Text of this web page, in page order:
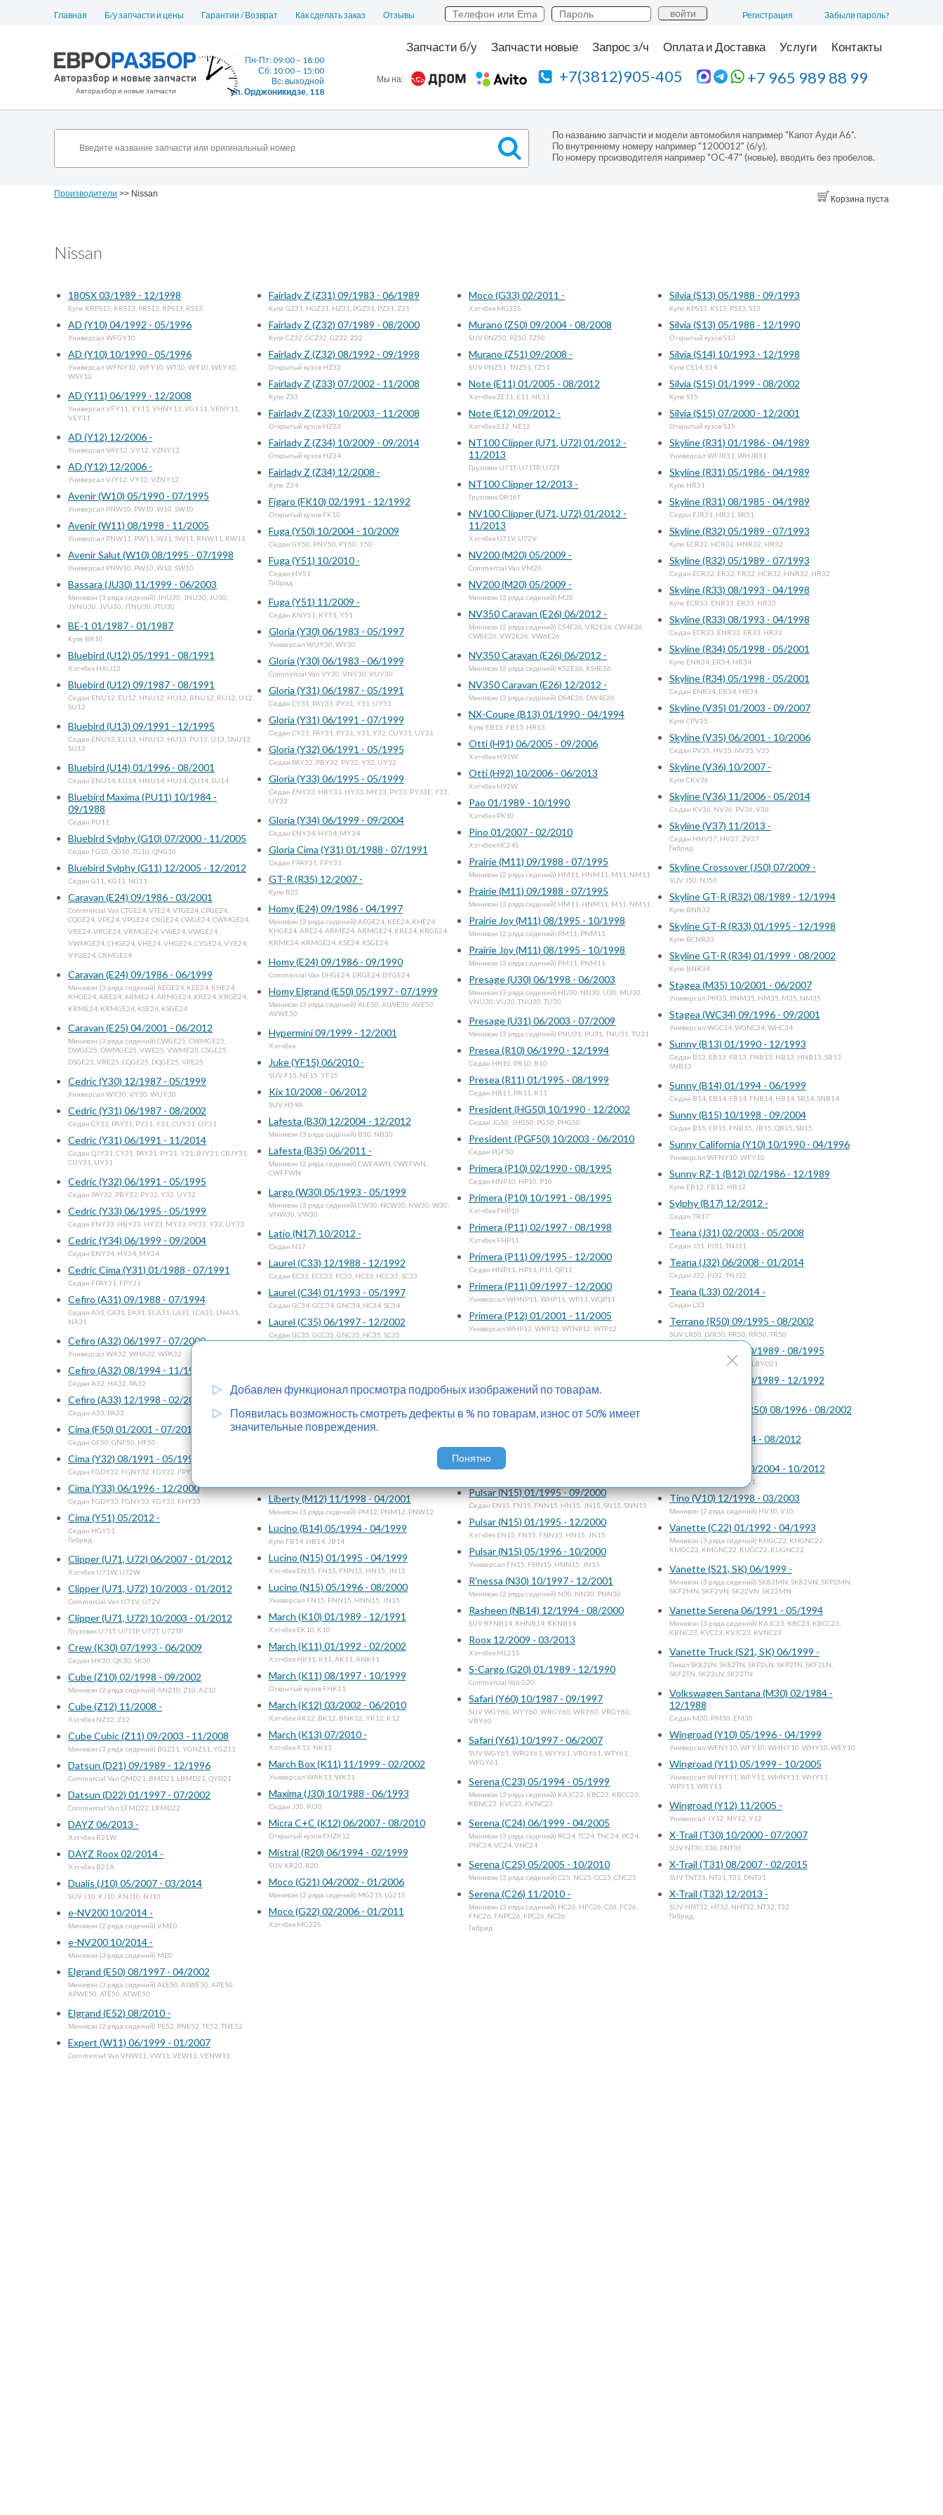
Главная Б/у запчасти и цены Гарантии / Возврат Как сделать заказ Отзывы Забыли пароль?
Регистрация
Авторазбор и новые запчасти
Пн-Пт: 09:00 – 18:00
Сб: 10:00 – 15:00
Вс: выходной
ул. Орджоникидзе, 118
Мы на:
Контакты
Услуги
Оплата и Доставка
Запрос з/ч
Запчасти новые
Запчасти б/у
+7 965 989 88 99
+7(3812)905-405
По названию запчасти и модели автомобиля например "Капот Ауди А6".
По внутреннему номеру например "1200012" (б/у).
По номеру производителя например "OC-47" (новые), вводить без пробелов.
Корзина пуста
Производители >> Nissan
Nissan
180SX 03/1989 - 12/1998
Купе KRPS13, KRS13, PRS13, RPS13, RS13
AD (Y10) 04/1992 - 05/1996
Универсал WFGY10
AD (Y10) 10/1990 - 05/1996
Универсал WFNY10, WFY10, WT10, WY10, WEY10,
WSY10
AD (Y11) 06/1999 - 12/2008
Универсал VFY11, VY11, VHNY11, VGY11, VENY11,
VEY11
AD (Y12) 12/2006 -
Универсал VAY12, VY12, VZNY12
AD (Y12) 12/2006 -
Универсал VJY12, VY12, VZNY12
Avenir (W10) 05/1990 - 07/1995
Универсал PNW10, PW10, W10, SW10
Avenir (W11) 08/1998 - 11/2005
Универсал PNW11, PW11, W11, SW11, RNW11, RW11
Avenir Salut (W10) 08/1995 - 07/1998
Универсал PNW10, PW10, W10, SW10
Bassara (JU30) 11/1999 - 06/2003
Минивэн (3 ряда сидений) JHU30, JNU30, JU30,
JVNU30, JVU30, JTNU30, JTU30
BE-1 01/1987 - 01/1987
Купе BK10
Bluebird (U12) 05/1991 - 08/1991
Хэтчбек HAU12
Bluebird (U12) 09/1987 - 08/1991
Седан ENU12, EU12, HNU12, HU12, RNU12, RU12, U12,
SU12
Bluebird (U13) 09/1991 - 12/1995
Седан ENU13, EU13, HNU13, HU13, PU13, U13, SNU13,
SU13
Bluebird (U14) 01/1996 - 08/2001
Седан ENU14, EU14, HNU14, HU14, QU14, SU14
Bluebird Maxima (PU11) 10/1984 -
09/1988
Седан PU11
Bluebird Sylphy (G10) 07/2000 - 11/2005
Седан FG10, QG10, TG10, QNG10
Bluebird Sylphy (G11) 12/2005 - 12/2012
Седан G11, KG11, NG11
Caravan (E24) 09/1986 - 03/2001
Commercial Van CTGE24, VTE24, VTGE24, CPGE24,
CQGE24, VPE24, VPGE24, CRGE24, CWGE24, CWMGE24,
VRE24, VRGE24, VRMGE24, VWE24, VWGE24,
VWMGE24, CHGE24, VHE24, VHGE24, CYGE24, VYE24,
VYGE24, CRMGE24
Caravan (E24) 09/1986 - 06/1999
Минивэн (3 ряда сидений) AEGE24, KEE24, KHE24,
KHGE24, ARE24, ARME24, ARMGE24, KRE24, KRGE24,
KRME24, KRMGE24, KSE24, KSGE24
Caravan (E25) 04/2001 - 06/2012
Минивэн (3 ряда сидений) CWGE25, CWMGE25,
DWGE25, DWMGE25, VWE25, VWME25, CSGE25,
DSGE25, VRE25, CQGE25, DQGE25, VPE25
Cedric (Y30) 12/1987 - 05/1999
Универсал WY30, VY30, WUY30
Cedric (Y31) 06/1987 - 08/2002
Седан CY31, PAY31, PY31, Y31, CUY31, UY31
Cedric (Y31) 06/1991 - 11/2014
Седан QJY31, CY31, PAY31, PY31, Y31, BJY31, CBJY31,
CUY31, UY31
Cedric (Y32) 06/1991 - 05/1995
Седан PAY32, PBY32, PY32, Y32, UY32
Cedric (Y33) 06/1995 - 05/1999
Седан ENY33, HBY33, HY33, MY33, PY33, Y33, UY33
Cedric (Y34) 06/1999 - 09/2004
Седан ENY34, HY34, MY34
Cedric Cima (Y31) 01/1988 - 07/1991
Седан FPAY31, FPY31
Cefiro (A31) 09/1988 - 07/1994
Седан A31, CA31, EA31, ECA31, LA31, LCA31, LNA31,
NA31
Cefiro (A32) 06/1997 - 07/2000
Универсал WA32, WHA32, WPA32
Cefiro (A32) 08/1994 - 11/1998
Седан A32, HA32, PA32
Cefiro (A33) 12/1998 - 02/2003
Седан A33, PA33
Cima (F50) 01/2001 - 07/2010
Седан GF50, GNF50, HF50
Cima (Y32) 08/1991 - 05/1996
Седан FGDY32, FGNY32, FGY32, FPY32
Cima (Y33) 06/1996 - 12/2000
Седан FGDY33, FGNY33, FGY33, FHY33
Cima (Y51) 05/2012 -
Седан HGY51
Гибрид
Clipper (U71, U72) 06/2007 - 01/2012
Хэтчбек U71W, U72W
Clipper (U71, U72) 10/2003 - 01/2012
Commercial Van U71V, U72V
Clipper (U71, U72) 10/2003 - 01/2012
Грузовик U71T, U71TP, U72T, U72TP
Crew (K30) 07/1993 - 06/2009
Седан HK30, QK30, SK30
Cube (Z10) 02/1998 - 09/2002
Минивэн (2 ряда сидений) ANZ10, Z10, AZ10
Cube (Z12) 11/2008 -
Хэтчбек NZ12, Z12
Cube Cubic (Z11) 09/2003 - 11/2008
Минивэн (3 ряда сидений) BGZ11, YGNZ11, YGZ11
Datsun (D21) 09/1989 - 12/1996
Commercial Van QMD21, BMD21, LBMD21, QYD21
Datsun (D22) 01/1997 - 07/2002
Commercial Van LFMD22, LRMD22
DAYZ 06/2013 -
Хэтчбек B21W
DAYZ Roox 02/2014 -
Хэтчбек B21A
Dualis (J10) 05/2007 - 03/2014
SUV J10, KJ10, KNJ10, NJ10
e-NV200 10/2014 -
Минивэн (2 ряда сидений) VME0
e-NV200 10/2014 -
Минивэн (3 ряда сидений) ME0
Elgrand (E50) 08/1997 - 04/2002
Минивэн (3 ряда сидений) ALE50, ALWE50, APE50,
APWE50, ATE50, ATWE50
Elgrand (E52) 08/2010 -
Минивэн (2 ряда сидений) PE52, PNE52, TE52, TNE52
Expert (W11) 06/1999 - 01/2007
Commercial Van VNW11, VW11, VEW11, VENW11
Fairlady Z (Z31) 09/1983 - 06/1989
Купе GZ31, HGZ31, HZ31, PGZ31, PZ31, Z31
Fairlady Z (Z32) 07/1989 - 08/2000
Купе CZ32, GCZ32, GZ32, Z32
Fairlady Z (Z32) 08/1992 - 09/1998
Открытый кузов HZ32
Fairlady Z (Z33) 07/2002 - 11/2008
Купе Z33
Fairlady Z (Z33) 10/2003 - 11/2008
Открытый кузов HZ33
Fairlady Z (Z34) 10/2009 - 09/2014
Открытый кузов HZ34
Fairlady Z (Z34) 12/2008 -
Купе Z34
Figaro (FK10) 02/1991 - 12/1992
Открытый кузов FK10
Fuga (Y50) 10/2004 - 10/2009
Седан GY50, PNY50, PY50, Y50
Fuga (Y51) 10/2010 -
Седан HY51
Гибрид
Fuga (Y51) 11/2009 -
Седан KNY51, KY51, Y51
Gloria (Y30) 06/1983 - 05/1997
Универсал WUY30, WY30
Gloria (Y30) 06/1983 - 06/1999
Commercial Van VY30, VNY30, VUY30
Gloria (Y31) 06/1987 - 05/1991
Седан CY31, PAY31, PY31, Y31, UY31
Gloria (Y31) 06/1991 - 07/1999
Седан CY31, PAY31, PY31, Y31, Y32, CUY31, UY31
Gloria (Y32) 06/1991 - 05/1995
Седан PAY32, PBY32, PY32, Y32, UY32
Gloria (Y33) 06/1995 - 05/1999
Седан ENY33, HBY33, HY33, MY33, PY33, PY33E, Y33,
UY33
Gloria (Y34) 06/1999 - 09/2004
Седан ENY34, HY34, MY34
Gloria Cima (Y31) 01/1988 - 07/1991
Седан FPAY31, FPY31
GT-R (R35) 12/2007 -
Купе R35
Homy (E24) 09/1986 - 04/1997
Минивэн (3 ряда сидений) AEGE24, KEE24, KHE24,
KHGE24, ARE24, ARME24, ARMGE24, KRE24, KRGE24,
KRME24, KRMGE24, KSE24, KSGE24
Homy (E24) 09/1986 - 09/1990
Commercial Van DHGE24, DRGE24, DYGE24
Homy Elgrand (E50) 05/1997 - 07/1999
Минивэн (3 ряда сидений) ALE50, ALWE50, AVE50,
AVWE50
Hypermini 09/1999 - 12/2001
Хэтчбек
Juke (YF15) 06/2010 -
SUV F15, NF15, YF15
Kix 10/2008 - 06/2012
SUV H59A
Lafesta (B30) 12/2004 - 12/2012
Минивэн (3 ряда сидений) B30, NB30
Lafesta (B35) 06/2011 -
Минивэн (2 ряда сидений) CWEAWN, CWEFWN,
CWFFWN
Largo (W30) 05/1993 - 05/1999
Минивэн (3 ряда сидений) CW30, NCW30, NW30, W30,
VNW30, VW30
Latio (N17) 10/2012 -
Седан N17
Laurel (C33) 12/1988 - 12/1992
Седан EC33, ECC33, FC33, HC33, HCC33, SC33
Laurel (C34) 01/1993 - 05/1997
Седан GC34, GCC34, GNC34, HC34, SC34
Laurel (C35) 06/1997 - 12/2002
Седан GC35, GCC35, GNC35, HC35, SC35
Купе GF31, UF31
Leopard (Y32) 06/1992 - 02/1996
Седан JGBY32, JPY32
Седан JENY33, JHBY33, JHY33, JMY33, JPY33, JY33
Liberty (M12) 11/1998 - 04/2001
Минивэн (3 ряда сидений) PM12, PNM12, PNW12
Lucino (B14) 05/1994 - 04/1999
Купе FB14, HB14, JB14
Lucino (N15) 01/1995 - 04/1999
Хэтчбек EN15, FN15, FNN15, HN15, JN15
Lucino (N15) 05/1996 - 08/2000
Универсал FN15, FNN15, HNN15, JN15
March (K10) 01/1989 - 12/1991
Хэтчбек EK10, K10
March (K11) 01/1992 - 02/2002
Хэтчбек HK11, K11, AK11, ANK11
March (K11) 08/1997 - 10/1999
Открытый кузов FHK11
March (K12) 03/2002 - 06/2010
Хэтчбек AK12, BK12, BNK12, YK12, K12
March (K13) 07/2010 -
Хэтчбек K13, NK13
March Box (K11) 11/1999 - 02/2002
Универсал WAK11, WK11
Maxima (J30) 10/1988 - 06/1993
Седан J30, PJ30
Micra C+C (K12) 06/2007 - 08/2010
Открытый кузов FHZK12
Mistral (R20) 06/1994 - 02/1999
SUV KR20, R20
Moco (G21) 04/2002 - 01/2006
Минивэн (2 ряда сидений) MG21S, LG21S
Moco (G22) 02/2006 - 01/2011
Хэтчбек MG22S
Moco (G33) 02/2011 -
Хэтчбек MG33S
Murano (Z50) 09/2004 - 08/2008
SUV PNZ50, PZ50, TZ50
Murano (Z51) 09/2008 -
SUV PNZ51, TNZ51, TZ51
Note (E11) 01/2005 - 08/2012
Хэтчбек ZE11, E11, NE11
Note (E12) 09/2012 -
Хэтчбек E12, NE12
NT100 Clipper (U71, U72) 01/2012 -
11/2013
Грузовик U71T, U71TP, U72T
NT100 Clipper 12/2013 -
Грузовик DR16T
NV100 Clipper (U71, U72) 01/2012 -
11/2013
Хэтчбек U71V, U72V
NV200 (M20) 05/2009 -
Commercial Van VM20
NV200 (M20) 05/2009 -
Минивэн (3 ряда сидений) M20
NV350 Caravan (E26) 06/2012 -
Минивэн (2 ряда сидений) CS4E26, VR2E26, CW4E26,
CW8E26, VW2E26, VW6E26
NV350 Caravan (E26) 06/2012 -
Минивэн (2 ряда сидений) KS2E26, KS4E26
NV350 Caravan (E26) 12/2012 -
Минивэн (3 ряда сидений) DS4E26, DW4E26
NX-Coupe (B13) 01/1990 - 04/1994
Купе EB13, FB13, HB13
Otti (H91) 06/2005 - 09/2006
Хэтчбек H91W
Otti (H92) 10/2006 - 06/2013
Хэтчбек H92W
Pao 01/1989 - 10/1990
Хэтчбек PK10
Pino 01/2007 - 02/2010
Хэтчбек HC24S
Prairie (M11) 09/1988 - 07/1995
Минивэн (2 ряда сидений) HM11, HNM11, M11, NM11
Prairie (M11) 09/1988 - 07/1995
Минивэн (3 ряда сидений) HM11, HNM11, M11, NM11
Prairie Joy (M11) 08/1995 - 10/1998
Минивэн (2 ряда сидений) PM11, PNM11
Prairie Joy (M11) 08/1995 - 10/1998
Минивэн (3 ряда сидений) PM11, PNM11
Presage (U30) 06/1998 - 06/2003
Минивэн (3 ряда сидений) HU30, NU30, U30, MU30,
VNU30, VU30, TNU30, TU30
Presage (U31) 06/2003 - 07/2009
Минивэн (3 ряда сидений) PNU31, PU31, TNU31, TU31
Presea (R10) 06/1990 - 12/1994
Седан HR10, PR10, R10
Presea (R11) 01/1995 - 08/1999
Седан HR11, PR11, R11
President (HG50) 10/1990 - 12/2002
Седан JG50, JHG50, PG50, PHG50
President (PGF50) 10/2003 - 06/2010
Седан PGF50
Primera (P10) 02/1990 - 08/1995
Седан HNP10, HP10, P10
Primera (P10) 10/1991 - 08/1995
Хэтчбек FHP10
Primera (P11) 02/1997 - 08/1998
Хэтчбек FHP11
Primera (P11) 09/1995 - 12/2000
Седан HNP11, HP11, P11, QP11
Primera (P11) 09/1997 - 12/2000
Универсал WHNP11, WHP11, WP11, WQP11
Primera (P12) 01/2001 - 11/2005
Универсал WHP12, WRP12, WTNP12, WTP12
Primera (P12) 01/2001 - 12/2005
Универсал WHP11, WHNP11, WQP11
Седан HNP11, HP11, P11, QP11
Седан EN14, FN14, FNN14, HN14, N14, SN14
Pulsar (N14) 08/1990 - 07/1992
Pulsar (N15) 01/1995 - 09/2000
Седан EN15, FN15, FNN15, HN15, JN15, SN15, SNN15
Pulsar (N15) 01/1995 - 12/2000
Хэтчбек EN15, FN15, FNN15, HN15, JN15
Pulsar (N15) 05/1996 - 10/2000
Универсал FN15, FNN15, HNN15, JN15
R'nessa (N30) 10/1997 - 12/2001
Минивэн (2 ряда сидений) N30, NN30, PNN30
Rasheen (NB14) 12/1994 - 08/2000
SUV RFNB14, RHNB14, RKNB14
Roox 12/2009 - 03/2013
Хэтчбек ML21S
S-Cargo (G20) 01/1989 - 12/1990
Commercial Van G20
Safari (Y60) 10/1987 - 09/1997
SUV WGY60, WYY60, WRGY60, WRY60, VRGY60,
VRY60
Safari (Y61) 10/1997 - 06/2007
SUV WGY61, WRGY61, WYY61, VRGY61, WTY61,
WFGY61
Serena (C23) 05/1994 - 05/1999
Минивэн (3 ряда сидений) KAJC23, KBC23, KBCC23,
KBNC23, KVC23, KVNC23
Serena (C24) 06/1999 - 04/2005
Минивэн (3 ряда сидений) RC24, TC24, TNC24, PC24,
PNC24, VC24, VNC24
Serena (C25) 05/2005 - 10/2010
Минивэн (3 ряда сидений) C25, NC25, CC25, CNC25
Serena (C26) 11/2010 -
Минивэн (3 ряда сидений) HC26, HFC26, C26, FC26,
FNC26, FNPC26, FPC26, NC26
Гибрид
Silvia (S13) 05/1988 - 09/1993
Купе KPS13, KS13, PS13, S13
Silvia (S13) 05/1988 - 12/1990
Открытый кузов S13
Silvia (S14) 10/1993 - 12/1998
Купе CS14, S14
Silvia (S15) 01/1999 - 08/2002
Купе S15
Silvia (S15) 07/2000 - 12/2001
Открытый кузов S15
Skyline (R31) 01/1986 - 04/1989
Универсал WFJR31, WHJR31
Skyline (R31) 05/1986 - 04/1989
Купе HR31
Skyline (R31) 08/1985 - 04/1989
Седан FJR31, HR31, SR31
Skyline (R32) 05/1989 - 07/1993
Купе ECR32, HCR32, HNR32, HR32
Skyline (R32) 05/1989 - 07/1993
Седан ECR32, ER32, FR32, HCR32, HNR32, HR32
Skyline (R33) 08/1993 - 04/1998
Купе ECR33, ENR33, ER33, HR33
Skyline (R33) 08/1993 - 04/1998
Седан ECR33, ENR33, ER33, HR33
Skyline (R34) 05/1998 - 05/2001
Купе ENR34, ER34, HR34
Skyline (R34) 05/1998 - 05/2001
Седан ENR34, ER34, HR34
Skyline (V35) 01/2003 - 09/2007
Купе CPV35
Skyline (V35) 06/2001 - 10/2006
Седан PV35, HV35, NV35, V35
Skyline (V36) 10/2007 -
Купе CKV36
Skyline (V36) 11/2006 - 05/2014
Седан KV36, NV36, PV36, V36
Skyline (V37) 11/2013 -
Седан HNV37, HV37, ZV37
Гибрид
Skyline Crossover (J50) 07/2009 -
SUV J50, NJ50
Skyline GT-R (R32) 08/1989 - 12/1994
Купе BNR32
Skyline GT-R (R33) 01/1995 - 12/1998
Купе BCNR33
Skyline GT-R (R34) 01/1999 - 08/2002
Купе BNR34
Stagea (M35) 10/2001 - 06/2007
Универсал PM35, PNM35, HM35, M35, NM35
Stagea (WC34) 09/1996 - 09/2001
Универсал WGC34, WGNC34, WHC34
Sunny (B13) 01/1990 - 12/1993
Седан B13, EB13, FB13, FNB13, HB13, HNB13, SB13,
SNB13
Sunny (B14) 01/1994 - 06/1999
Седан B14, EB14, FB14, FNB14, HB14, SB14, SNB14
Sunny (B15) 10/1998 - 09/2004
Седан B15, FB15, FNB15, JB15, QB15, SB15
Sunny California (Y10) 10/1990 - 04/1996
Универсал WFNY10, WFY10
Sunny RZ-1 (B12) 02/1986 - 12/1989
Купе EB12, FB12, HB12
Sylphy (B17) 12/2012 -
Седан TB17
Teana (J31) 02/2003 - 05/2008
Седан J31, PJ31, TNJ31
Teana (J32) 06/2008 - 01/2014
Седан J32, PJ32, TNJ32
Teana (L33) 02/2014 -
Седан L33
Terrano (R50) 09/1995 - 08/2002
SUV LR50, LVR50, PR50, RR50, TR50
Terrano (WD21) 10/1989 - 08/1995
SUV WHYD21, WBYD21, LBYD21
Terrano (WD21) 10/1989 - 12/1992
Terrano Regulus (R50) 08/1996 - 08/2002
Tiida (C11) 09/2004 - 08/2012
Tiida Latio (C11) 10/2004 - 10/2012
Седан SJC11, SC11, SNC11
Tino (V10) 12/1998 - 03/2003
Минивэн (2 ряда сидений) HV10, V10
Vanette (C22) 01/1992 - 04/1993
Минивэн (3 ряда сидений) KHGC22, KHGNC22,
KMGC22, KMGNC22, KUGC22, KUGNC22
Vanette (S21, SK) 06/1999 -
Минивэн (3 ряда сидений) SK82MN, SK82VN, SKP2MN,
SKF2MN, SKF2VN, SK22VN, SK22MN
Vanette Serena 06/1991 - 05/1994
Минивэн (3 ряда сидений) KAJC23, KBC23, KBCC23,
KBNC23, KVC23, KVJC23, KVNC23
Vanette Truck (S21, SK) 06/1999 -
Пикап SK82LN, SK82TN, SKP2LN, SKP2TN, SKF2LN,
SKF2TN, SK22LN, SK22TN
Volkswagen Santana (M30) 02/1984 -
12/1988
Седан M30, PM30, EM30
Wingroad (Y10) 05/1996 - 04/1999
Универсал WFNY10, WFY10, WHNY10, WHY10, WEY10
Wingroad (Y11) 05/1999 - 10/2005
Универсал WFNY11, WFY11, WHNY11, WHY11,
WPY11, WRY11
Wingroad (Y12) 11/2005 -
Универсал JY12, NY12, Y12
X-Trail (T30) 10/2000 - 07/2007
SUV NT30, T30, PNT30
X-Trail (T31) 08/2007 - 02/2015
SUV TNT31, NT31, T31, DNT31
X-Trail (T32) 12/2013 -
SUV HNT32, HT32, NHT32, NT32, T32
Гибрид
Добавлен функционал просмотра подробных изображений по товарам.
Появилась возможность смотреть дефекты в % по товарам, износ от 50% имеет
значительные повреждения.
Понятно